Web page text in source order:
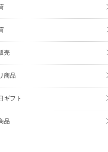
売
商品
ギフト
品